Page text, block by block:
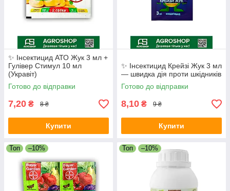
✨ Інсектицид АТО Жук 3 мл +
Гулівер Стимул 10 мл
(Укравіт)
Готово до відправки
7,20 ₴ 8 ₴
Купити
✨ Інсектицид Крейзі Жук 3 мл
— швидка дія проти шкідників
Готово до відправки
8,10 ₴ 9 ₴
Купити
Топ –10% Топ –10%